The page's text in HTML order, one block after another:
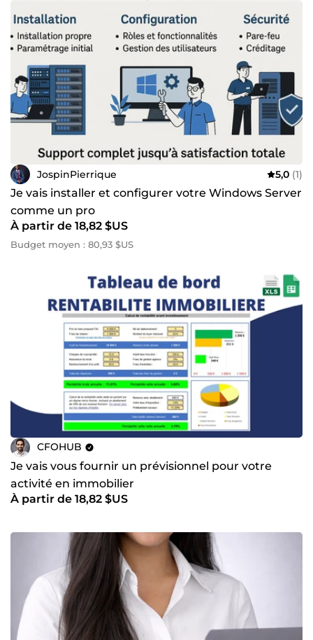
JospinPierrique 5,0 (1)
Je vais installer et configurer votre Windows Server
comme un pro
À partir de 18,82 $US
Budget moyen : 80,93 $US
CFOHUB
Je vais vous fournir un prévisionnel pour votre
activité en immobilier
À partir de 18,82 $US